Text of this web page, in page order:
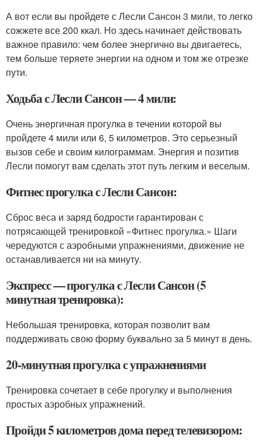
А вот если вы пройдете с Лесли Сансон 3 мили, то легко
сожжете все 200 ккал. Но здесь начинает действовать
важное правило: чем более энергично вы двигаетесь,
тем больше теряете энергии на одном и том же отрезке
пути.
Ходьба с Лесли Сансон — 4 мили:
Очень энергичная прогулка в течении которой вы
пройдете 4 мили или 6, 5 километров. Это серьезный
вызов себе и своим килограммам. Энергия и позитив
Лесли помогут вам сделать этот путь легким и веселым.
Фитнес прогулка с Лесли Сансон:
Сброс веса и заряд бодрости гарантирован с
потрясающей тренировкой «Фитнес прогулка.» Шаги
чередуются с аэробными упражнениями, движение не
останавливается ни на минуту.
Экспресс — прогулка с Лесли Сансон (5
минутная тренировка):
Небольшая тренировка, которая позволит вам
поддерживать свою форму буквально за 5 минут в день.
20-минутная прогулка с упражнениями
Тренировка сочетает в себе прогулку и выполнения
простых аэробных упражнений.
Пройди 5 километров дома перед телевизором: